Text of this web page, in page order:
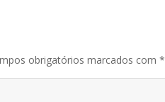
obrigatórios marcados com*